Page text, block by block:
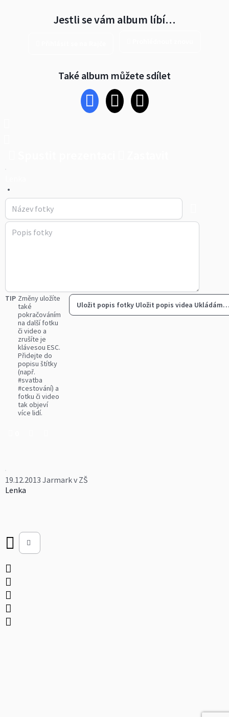
Jestli se vám album líbí…
Také album můžete sdílet
•
TIP Změny uložíte
také
pokračováním
na další fotku
či video a
zrušíte je
klávesou ESC.
Přidejte do
popisu štítky
(např.
#svatba
#cestování) a
fotku či video
tak objeví
více lidí.
Uložit popis fotky Uložit popis videa
19.12.2013 Jarmark v ZŠ
Lenka